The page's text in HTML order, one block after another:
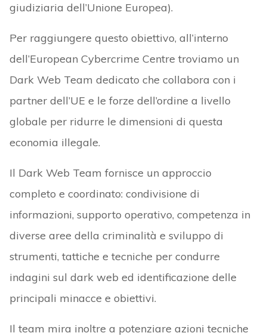
giudiziaria dell’Unione Europea).
Per raggiungere questo obiettivo, all’interno
dell’European Cybercrime Centre troviamo un
Dark Web Team dedicato che collabora con i
partner dell’UE e le forze dell’ordine a livello
globale per ridurre le dimensioni di questa
economia illegale.
Il Dark Web Team fornisce un approccio
completo e coordinato: condivisione di
informazioni, supporto operativo, competenza in
diverse aree della criminalità e sviluppo di
strumenti, tattiche e tecniche per condurre
indagini sul dark web ed identificazione delle
principali minacce e obiettivi.
Il team mira inoltre a potenziare azioni tecniche